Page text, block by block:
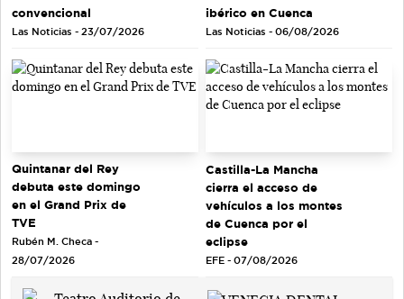
convencional
Las Noticias - 23/07/2026
ibérico en Cuenca
Las Noticias - 06/08/2026
Quintanar del Rey
debuta este domingo
en el Grand Prix de
TVE
Rubén M. Checa -
28/07/2026
Castilla-La Mancha
cierra el acceso de
vehículos a los montes
de Cuenca por el
eclipse
EFE - 07/08/2026